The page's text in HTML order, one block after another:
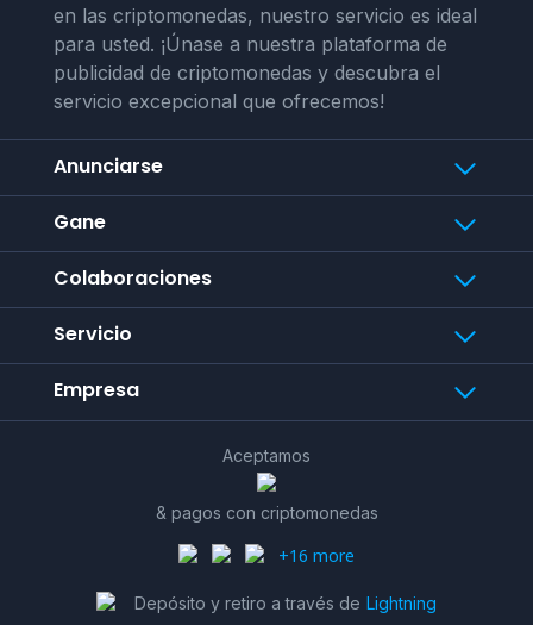
en las criptomonedas, nuestro servicio es ideal
para usted. ¡Únase a nuestra plataforma de
publicidad de criptomonedas y descubra el
servicio excepcional que ofrecemos!
Anunciarse
Gane
Colaboraciones
Servicio
Empresa
Aceptamos
& pagos con criptomonedas
+16 more
Depósito y retiro a través de Lightning